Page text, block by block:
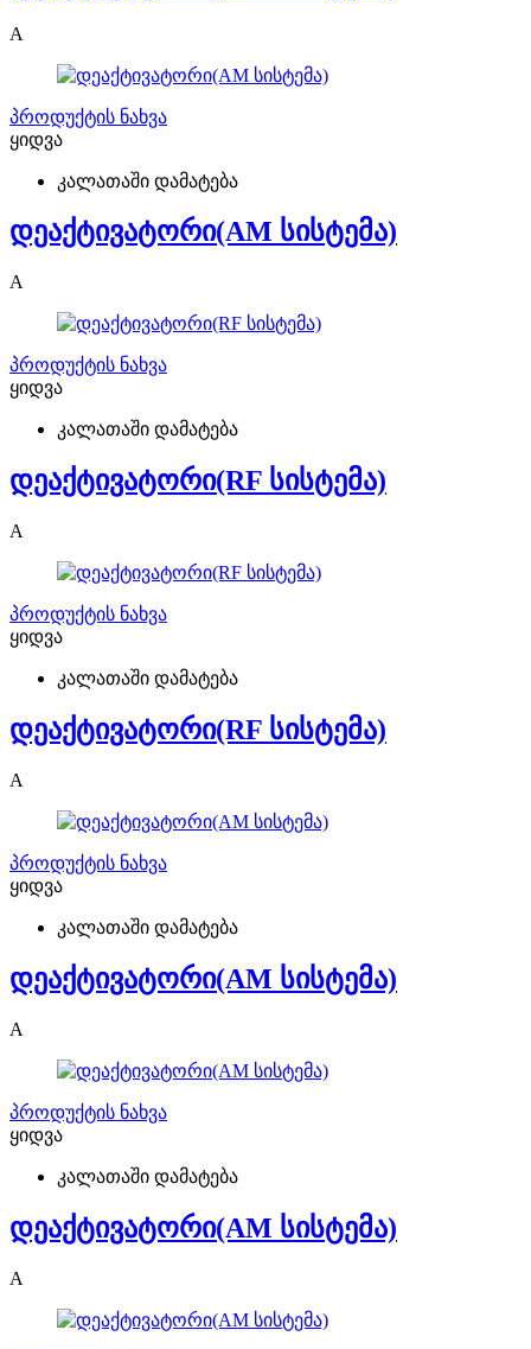
A
პროდუქტის ნახვა
ყიდვა
კალათაში დამატება
დეაქტივატორი(AM სისტემა)
A
პროდუქტის ნახვა
ყიდვა
კალათაში დამატება
დეაქტივატორი(RF სისტემა)
A
პროდუქტის ნახვა
ყიდვა
კალათაში დამატება
დეაქტივატორი(RF სისტემა)
A
პროდუქტის ნახვა
ყიდვა
კალათაში დამატება
დეაქტივატორი(AM სისტემა)
A
პროდუქტის ნახვა
ყიდვა
კალათაში დამატება
დეაქტივატორი(AM სისტემა)
A